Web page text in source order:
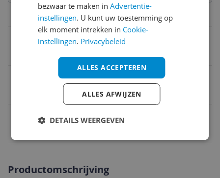
Functies
Droogzuigfunctie
Productomschrijving
bezwaar te maken inAdvertentie-
instellingen. U kunt uw toestemming op
elk moment intrekken in Cookie-
instellingen. Privacybeleid
ALLES ACCEPTEREN
ALLES AFWIJZEN
DETAILS WEERGEVEN